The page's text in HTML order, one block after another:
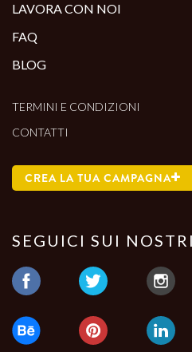
LAVORA CON NOI
FAQ
BLOG
TERMINI E CONDIZIONI
CONTATTI
CREA LA TUA CAMPAGNA
SEGUICI SUI